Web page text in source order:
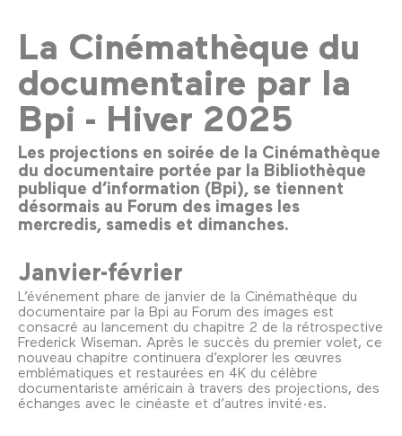
La Cinémathèque du
documentaire par la
Bpi - Hiver 2025
Les projections en soirée de la Cinémathèque
du documentaire portée par la Bibliothèque
publique d’information (Bpi), se tiennent
désormais au Forum des images les
mercredis, samedis et dimanches.
Janvier-février
L’événement phare de janvier de la Cinémathèque du
documentaire par la Bpi au Forum des images est
consacré au lancement du chapitre 2 de la rétrospective
Frederick Wiseman. Après le succès du premier volet, ce
nouveau chapitre continuera d’explorer les œuvres
emblématiques et restaurées en 4K du célèbre
documentariste américain à travers des projections, des
échanges avec le cinéaste et d’autres invité·es.